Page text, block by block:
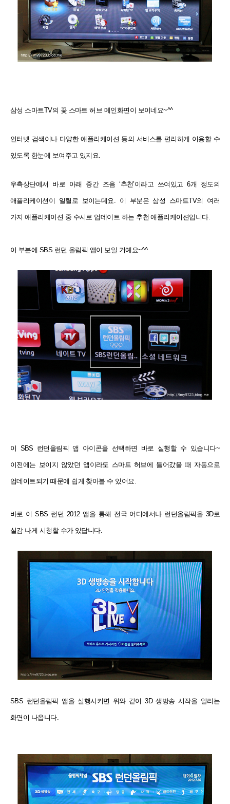
삼성 스마트TV의 꽃 스마트 허브 메인화면이 보이네요~^^
인터넷 검색이나 다양한 애플리케이션 등의 서비스를 편리하게 이용할 수
있도록 한눈에 보여주고 있지요.
우측상단에서 바로 아래 중간 즈음 ‘추천’이라고 쓰여있고 6개 정도의
애플리케이션이 일렬로 보이는데요. 이 부분은 삼성 스마트TV의 여러
가지 애플리케이션 중 수시로 업데이트 하는 추천 애플리케이션입니다.
이 부분에 SBS 런던 올림픽 앱이 보일 거예요~^^
이 SBS 런던올림픽 앱 아이콘을 선택하면 바로 실행할 수 있습니다~
이전에는 보이지 않았던 앱이라도 스마트 허브에 들어갔을 때 자동으로
업데이트되기 때문에 쉽게 찾아볼 수 있어요.
바로 이 SBS 런던 2012 앱을 통해 전국 어디에서나 런던올림픽을 3D로
실감 나게 시청할 수가 있답니다.
SBS 런던올림픽 앱을 실행시키면 위와 같이 3D 생방송 시작을 알리는
화면이 나옵니다.